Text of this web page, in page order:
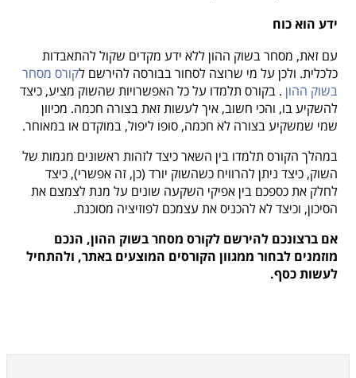
ידע הוא כוח
עם זאת, מסחר בשוק ההון ללא ידע מקדים שקול להתאבדות
כלכלית. ולכן על מי שרוצה לסחור בבורסה להירשם לקורס מסחר
בשוק ההון . בקורס תלמדו על כל האפשרויות שהשוק מציע, כיצד
להשקיע בו, והכי חשוב, איך לעשות זאת בצורה חכמה. מכיוון
שמי שמשקיע בצורה לא חכמה, סופו ליפול, במוקדם או במאוחר.
במהלך הקורס תלמדו בין השאר כיצד לזהות ראשונים מגמות של
השוק, כיצד ניתן להרוויח כשהשוק יורד (כן, זה אפשרי), כיצד
לחלק את כספכם בין אפיקי השקעה שונים על מנת לצמצם את
הסיכון, וכיצד לא להכניס את עצמכם לפוזיציה מסוכנת.
אם ברצונכם להירשם לקורס מסחר בשוק ההון, הנכם
מוזמנים לבחור ממגוון הקורסים המוצעים באתר, ולהתחיל
לעשות כסף.